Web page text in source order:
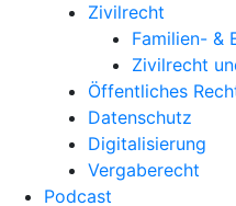
Zivilrecht
Familien- &
Zivilrecht
Öffentliches
Datenschutz
Digitalisierung
Vergaberecht
Podcast